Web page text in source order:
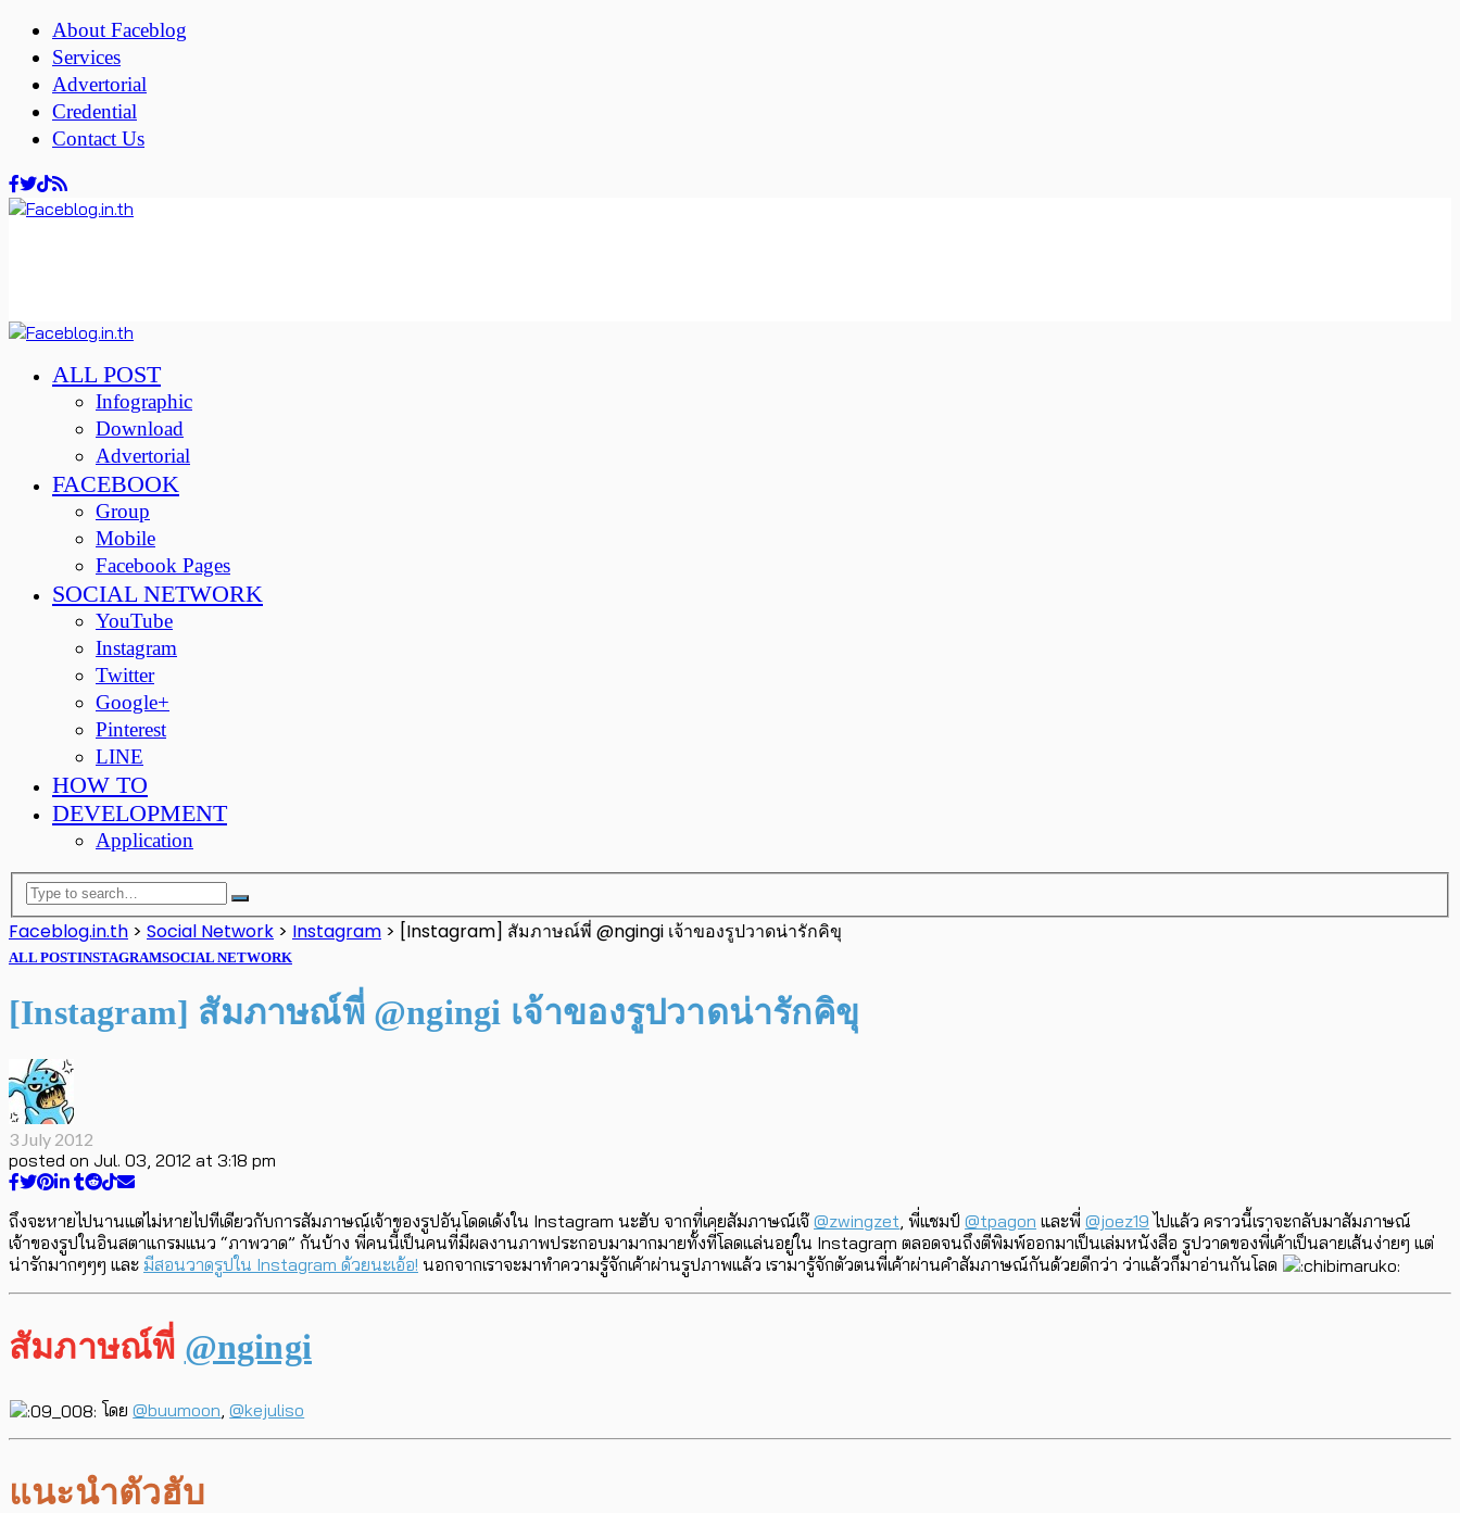
About Faceblog
Services
Advertorial
Credential
Contact Us
ALL POST
Infographic
Download
Advertorial
FACEBOOK
Group
Mobile
Facebook Pages
SOCIAL NETWORK
YouTube
Instagram
Twitter
Google+
Pinterest
LINE
HOW TO
DEVELOPMENT
Application
Faceblog.in.th > Social Network > Instagram > [Instagram] สัมภาษณ์พี่ @ngingi เจ้าของรูปวาดน่ารักคิขุ
ALL POSTINSTAGRAMSOCIAL NETWORK
[Instagram] สัมภาษณ์พี่ @ngingi เจ้าของรูปวาดน่ารักคิขุ
3 July 2012
posted on Jul. 03, 2012 at 3:18 pm
ถึงจะหายไปนานแต่ไม่หายไปทีเดียวกับการสัมภาษณ์เจ้าของรูปอันโดดเด้งใน Instagram นะฮับ จากที่เคยสัมภาษณ์เจ๊ @zwingzet , พี่แชมป์ @tpagon และพี่ @joez19 ไปแล้ว คราวนี้เราจะกลับมาสัมภาษณ์
เจ้าของรูปในอินสตาแกรมแนว “ภาพวาด” กันบ้าง พี่คนนี้เป็นคนที่มีผลงานภาพประกอบมามากมายทั้งที่โลดแล่นอยู่ใน Instagram ตลอดจนถึงตีพิมพ์ออกมาเป็นเล่มหนังสือ รูปวาดของพี่เค้าเป็นลายเส้นง่ายๆ แต่
น่ารักมากๆๆๆ และ มีสอนวาดรูปใน Instagram ด้วยนะเอ้อ! นอกจากเราจะมาทำความรู้จักเค้าผ่านรูปภาพแล้ว เรามารู้จักตัวตนพี่เค้าผ่านคำสัมภาษณ์กันด้วยดีกว่า ว่าแล้วก็มาอ่านกันโลด
สัมภาษณ์พี่ @ngingi
โดย@buumoon ,@kejuliso
แนะนำตัวฮับ